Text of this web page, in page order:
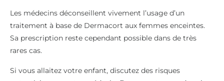
Les médecins déconseillent vivement l’usage d’un
traitement à base de Dermacort aux femmes enceintes.
Sa prescription reste cependant possible dans de très
rares cas.
Si vous allaitez votre enfant, discutez des risques